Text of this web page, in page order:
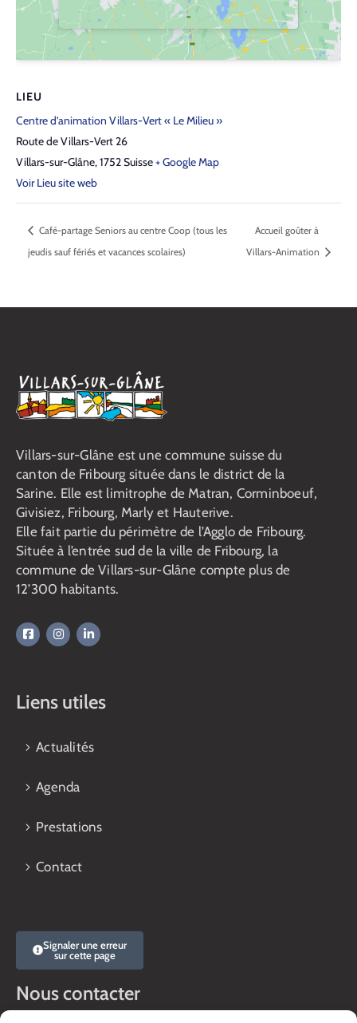
LIEU
Centre d’animation Villars-Vert « Le Milieu »
Route de Villars-Vert 26
Villars-sur-Glâne,1752Suisse+ Google Map
Voir Lieu site web
Café-partage Seniors au centre Coop (tous les
jeudis sauf fériés et vacances scolaires)
Accueil goûter à
Villars-Animation
Villars-sur-Glâne est une commune suisse du
canton de Fribourg située dans le district de la
Sarine. Elle est limitrophe de Matran, Corminboeuf,
Givisiez, Fribourg, Marly et Hauterive.
Elle fait partie du périmètre de l’Agglo de Fribourg.
Située à l’entrée sud de la ville de Fribourg, la
commune de Villars-sur-Glâne compte plus de
12’300 habitants.
Liens utiles
Actualités
Agenda
Prestations
Contact
Signaler une erreur
sur cette page
Nous contacter